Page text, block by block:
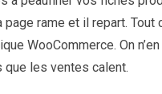
rame et il repart. Tout
WooCommerce. On
les ventes calent.